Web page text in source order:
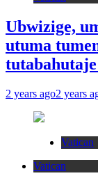
Ubwizige,
utuma
2 years ago2 years
Vatican
Vatican